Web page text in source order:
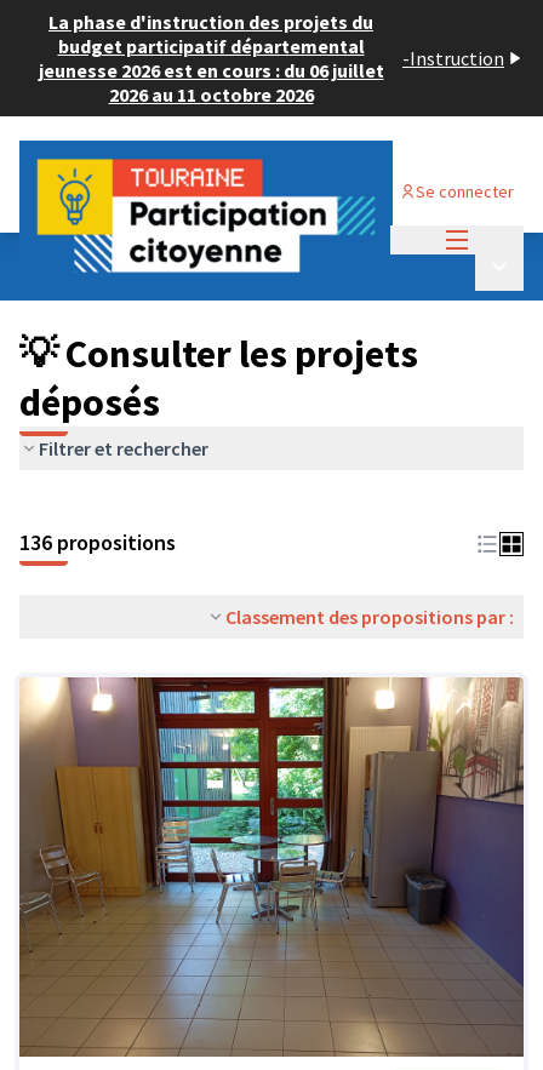
La phase d'instruction des projets du
budget participatif départemental
jeunesse 2026 est en cours : du 06 juillet
2026 au 11 octobre 2026
-Instruction
Se connecter
Budget Participatif JEUNESSE 2024
💡 Consulter les projets déposés
💡 Consulter les projets
déposés
Filtrer et rechercher
136 propositions
Classement des propositions par :